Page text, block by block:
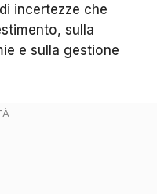
incertezze che
sulla
e sulla gestione